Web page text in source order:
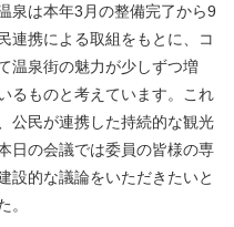
泉は本年3月の整備完了から9
連携による取組をもとに、コ
温泉街の魅力が少しずつ増
るものと考えています。これ
公民が連携した持続的な観光
日の会議では委員の皆様の専
設的な議論をいただきたいと
。